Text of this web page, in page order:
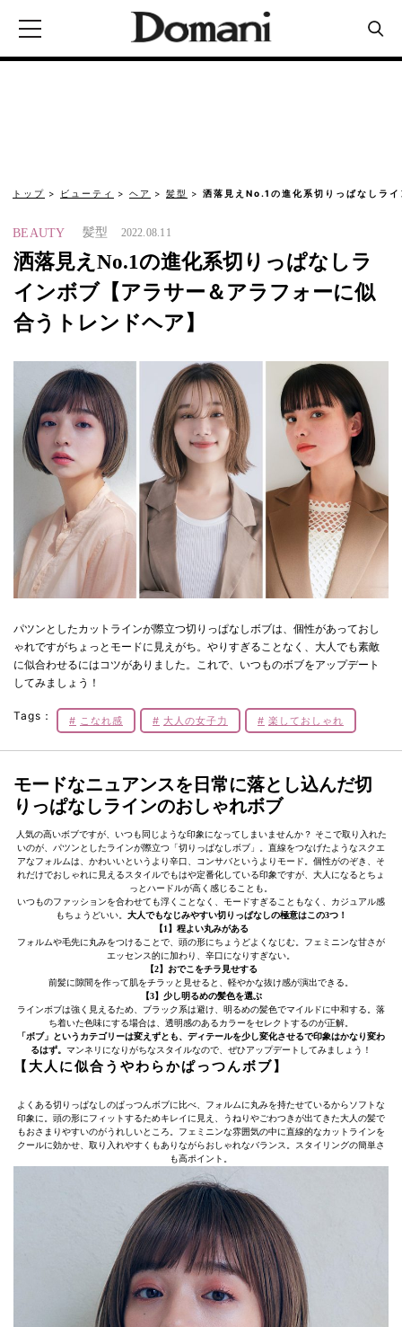
トップ ビューティ ヘア 髪型 洒落見えNo.1の進化系切りっぱなしラ
BEAUTY 髪型 2022.08.11
洒落見えNo.1の進化系切りっぱなしラ
インボブ【アラサー＆アラフォーに似
合うトレンドヘア】
パツンとしたカットラインが際立つ切りっぱなしボブは、個性があっておし
ゃれですがちょっとモードに見えがち。やりすぎることなく、大人でも素敵
に似合わせるにはコツがありました。これで、いつものボブをアップデート
してみましょう！
Tags： こなれ感 大人の女子力 楽しておしゃれ
モードなニュアンスを日常に落とし込んだ切
りっぱなしラインのおしゃれボブ
人気の高いボブですが、いつも同じような印象になってしまいませんか？ そこで取り入れた
いのが、パツンとしたラインが際立つ「切りっぱなしボブ」。直線をつなげたようなスクエ
アなフォルムは、かわいいというより辛口、コンサバというよりモード。個性がのぞき、そ
れだけでおしゃれに見えるスタイルでもはや定番化している印象ですが、大人になるとちょ
っとハードルが高く感じることも。
いつものファッションを合わせても浮くことなく、モードすぎることもなく、カジュアル感
もちょうどいい。 大人でもなじみやすい切りっぱなしの極意はこの3つ！
【1】程よい丸みがある
フォルムや毛先に丸みをつけることで、頭の形にちょうどよくなじむ。フェミニンな甘さが
エッセンス的に加わり、辛口になりすぎない。
【2】おでこをチラ見せする
前髪に隙間を作って肌をチラッと見せると、軽やかな抜け感が演出できる。
【3】少し明るめの髪色を選ぶ
ラインボブは強く見えるため、ブラック系は避け、明るめの髪色でマイルドに中和する。落
ち着いた色味にする場合は、透明感のあるカラーをセレクトするのが正解。
「ボブ」というカテゴリーは変えずとも、ディテールを少し変化させるで印象はかなり変わ
るはず。 マンネリになりがちなスタイルなので、ぜひアップデートしてみましょう！
【大人に似合うやわらかぱっつんボブ】
よくある切りっぱなしのぱっつんボブに比べ、フォルムに丸みを持たせているからソフトな
印象に。頭の形にフィットするためキレイに見え、うねりやごわつきが出てきた大人の髪で
もおさまりやすいのがうれしいところ。フェミニンな雰囲気の中に直線的なカットラインを
クールに効かせ、取り入れやすくもありながらおしゃれなバランス。スタイリングの簡単さ
も高ポイント。